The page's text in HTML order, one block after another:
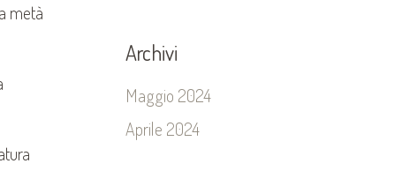
metà
Archivi
Maggio 2024
Aprile 2024